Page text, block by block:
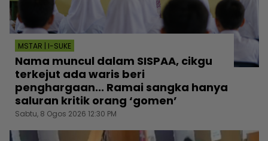
MSTAR | I-SUKE
Nama muncul dalam SISPAA, cikgu
terkejut ada waris beri
penghargaan... Ramai sangka hanya
saluran kritik orang ‘gomen’
Sabtu, 8 Ogos 2026 12:30 PM